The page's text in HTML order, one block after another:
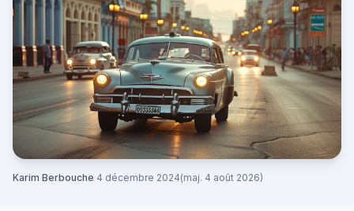
Karim Berbouche·4 décembre 2024(maj. 4 août 2026)